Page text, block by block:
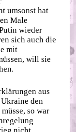
umsonst hat
Male
wieder
sich auch die
mit
will sie
aus
den
so war
nicht